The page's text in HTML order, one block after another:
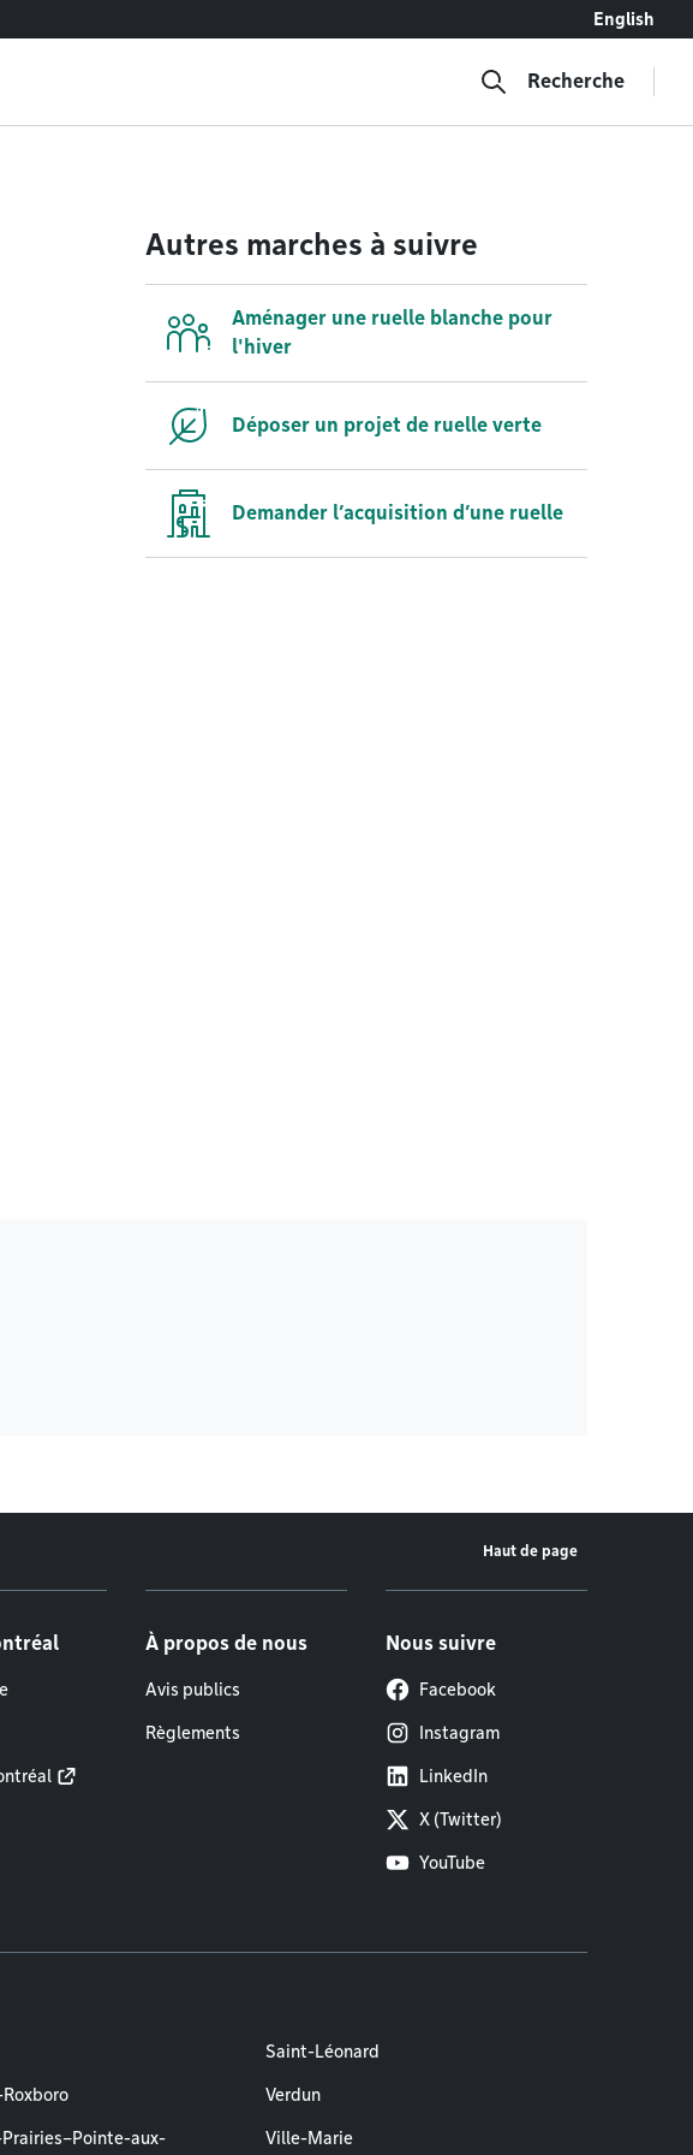
English
Recherche
Autres marches à suivre
Aménager une ruelle blanche pour
l'hiver
Déposer un projet de ruelle verte
Demander l’acquisition d’une ruelle
Haut de page
À propos de nous
Avis publics
Règlements
Nous suivre
Facebook
Instagram
LinkedIn
X (Twitter)
YouTube
aux-
Saint-Léonard
Verdun
Ville-Marie